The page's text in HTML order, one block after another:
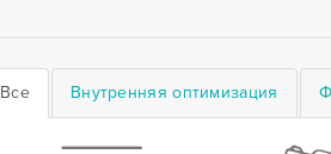
Все Внутренняя оптимизация